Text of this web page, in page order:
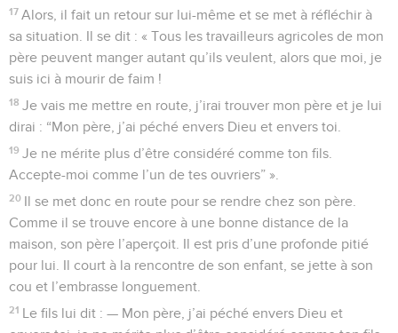
17 Alors, il fait un retour sur lui-même et se met à réfléchir à
sa situation. Il se dit : « Tous les travailleurs agricoles de mon
père peuvent manger autant qu’ils veulent, alors que moi, je
suis ici à mourir de faim !
18 Je vais me mettre en route, j’irai trouver mon père et je lui
dirai : “Mon père, j’ai péché envers Dieu et envers toi.
19 Je ne mérite plus d’être considéré comme ton fils.
Accepte-moi comme l’un de tes ouvriers” ».
20 Il se met donc en route pour se rendre chez son père.
Comme il se trouve encore à une bonne distance de la
maison, son père l’aperçoit. Il est pris d’une profonde pitié
pour lui. Il court à la rencontre de son enfant, se jette à son
cou et l’embrasse longuement.
21 Le fils lui dit : — Mon père, j’ai péché envers Dieu et